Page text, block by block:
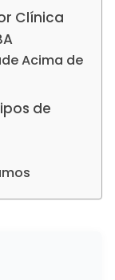
Clínica
Acima de
de